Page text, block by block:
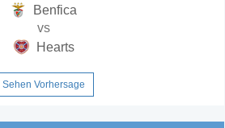
Benfica
vs
Hearts
Sehen Vorhersage